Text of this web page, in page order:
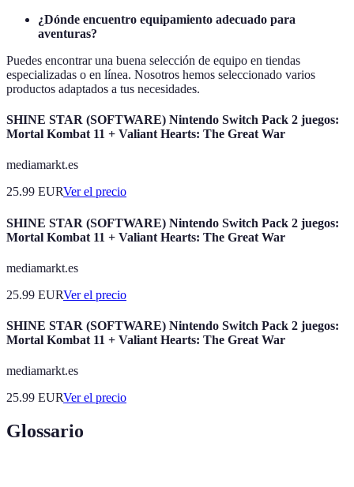
¿Dónde encuentro equipamiento adecuado para
aventuras?
Puedes encontrar una buena selección de equipo en tiendas
especializadas o en línea. Nosotros hemos seleccionado varios
productos adaptados a tus necesidades.
SHINE STAR (SOFTWARE) Nintendo Switch Pack 2 juegos:
Mortal Kombat 11 + Valiant Hearts: The Great War
mediamarkt.es
25.99 EURVer el precio
SHINE STAR (SOFTWARE) Nintendo Switch Pack 2 juegos:
Mortal Kombat 11 + Valiant Hearts: The Great War
mediamarkt.es
25.99 EURVer el precio
SHINE STAR (SOFTWARE) Nintendo Switch Pack 2 juegos:
Mortal Kombat 11 + Valiant Hearts: The Great War
mediamarkt.es
25.99 EURVer el precio
Glossario